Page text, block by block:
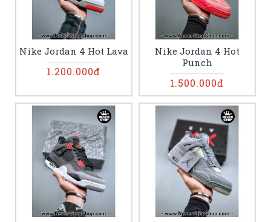
Nike Jordan 4 Hot Lava
1.200.000đ
Nike Jordan 4 Hot
Punch
1.500.000đ